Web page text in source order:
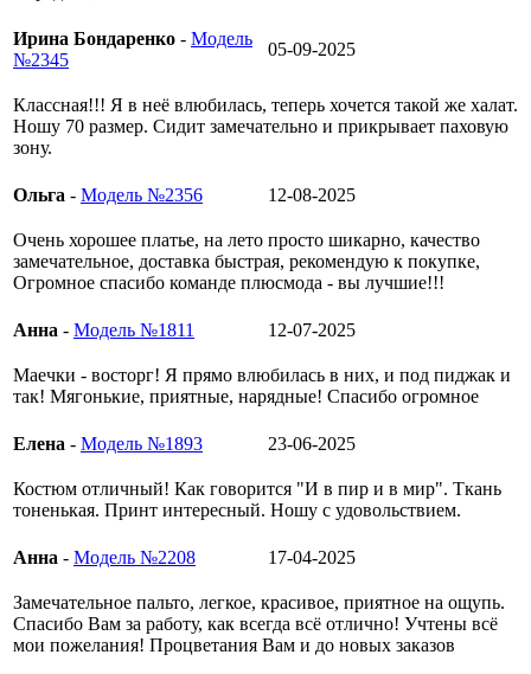
Ирина Бондаренко - Модель
№2345
05-09-2025
Классная!!! Я в неё влюбилась, теперь хочется такой же халат.
Ношу 70 размер. Сидит замечательно и прикрывает паховую
зону.
Ольга - Модель №2356 12-08-2025
Очень хорошее платье, на лето просто шикарно, качество
замечательное, доставка быстрая, рекомендую к покупке,
Огромное спасибо команде плюсмода - вы лучшие!!!
Анна - Модель №1811 12-07-2025
Маечки - восторг! Я прямо влюбилась в них, и под пиджак и
так! Мягонькие, приятные, нарядные! Спасибо огромное
Елена - Модель №1893 23-06-2025
Костюм отличный! Как говорится "И в пир и в мир". Ткань
тоненькая. Принт интересный. Ношу с удовольствием.
Анна - Модель №2208 17-04-2025
Замечательное пальто, легкое, красивое, приятное на ощупь.
Спасибо Вам за работу, как всегда всё отлично! Учтены всё
мои пожелания! Процветания Вам и до новых заказов